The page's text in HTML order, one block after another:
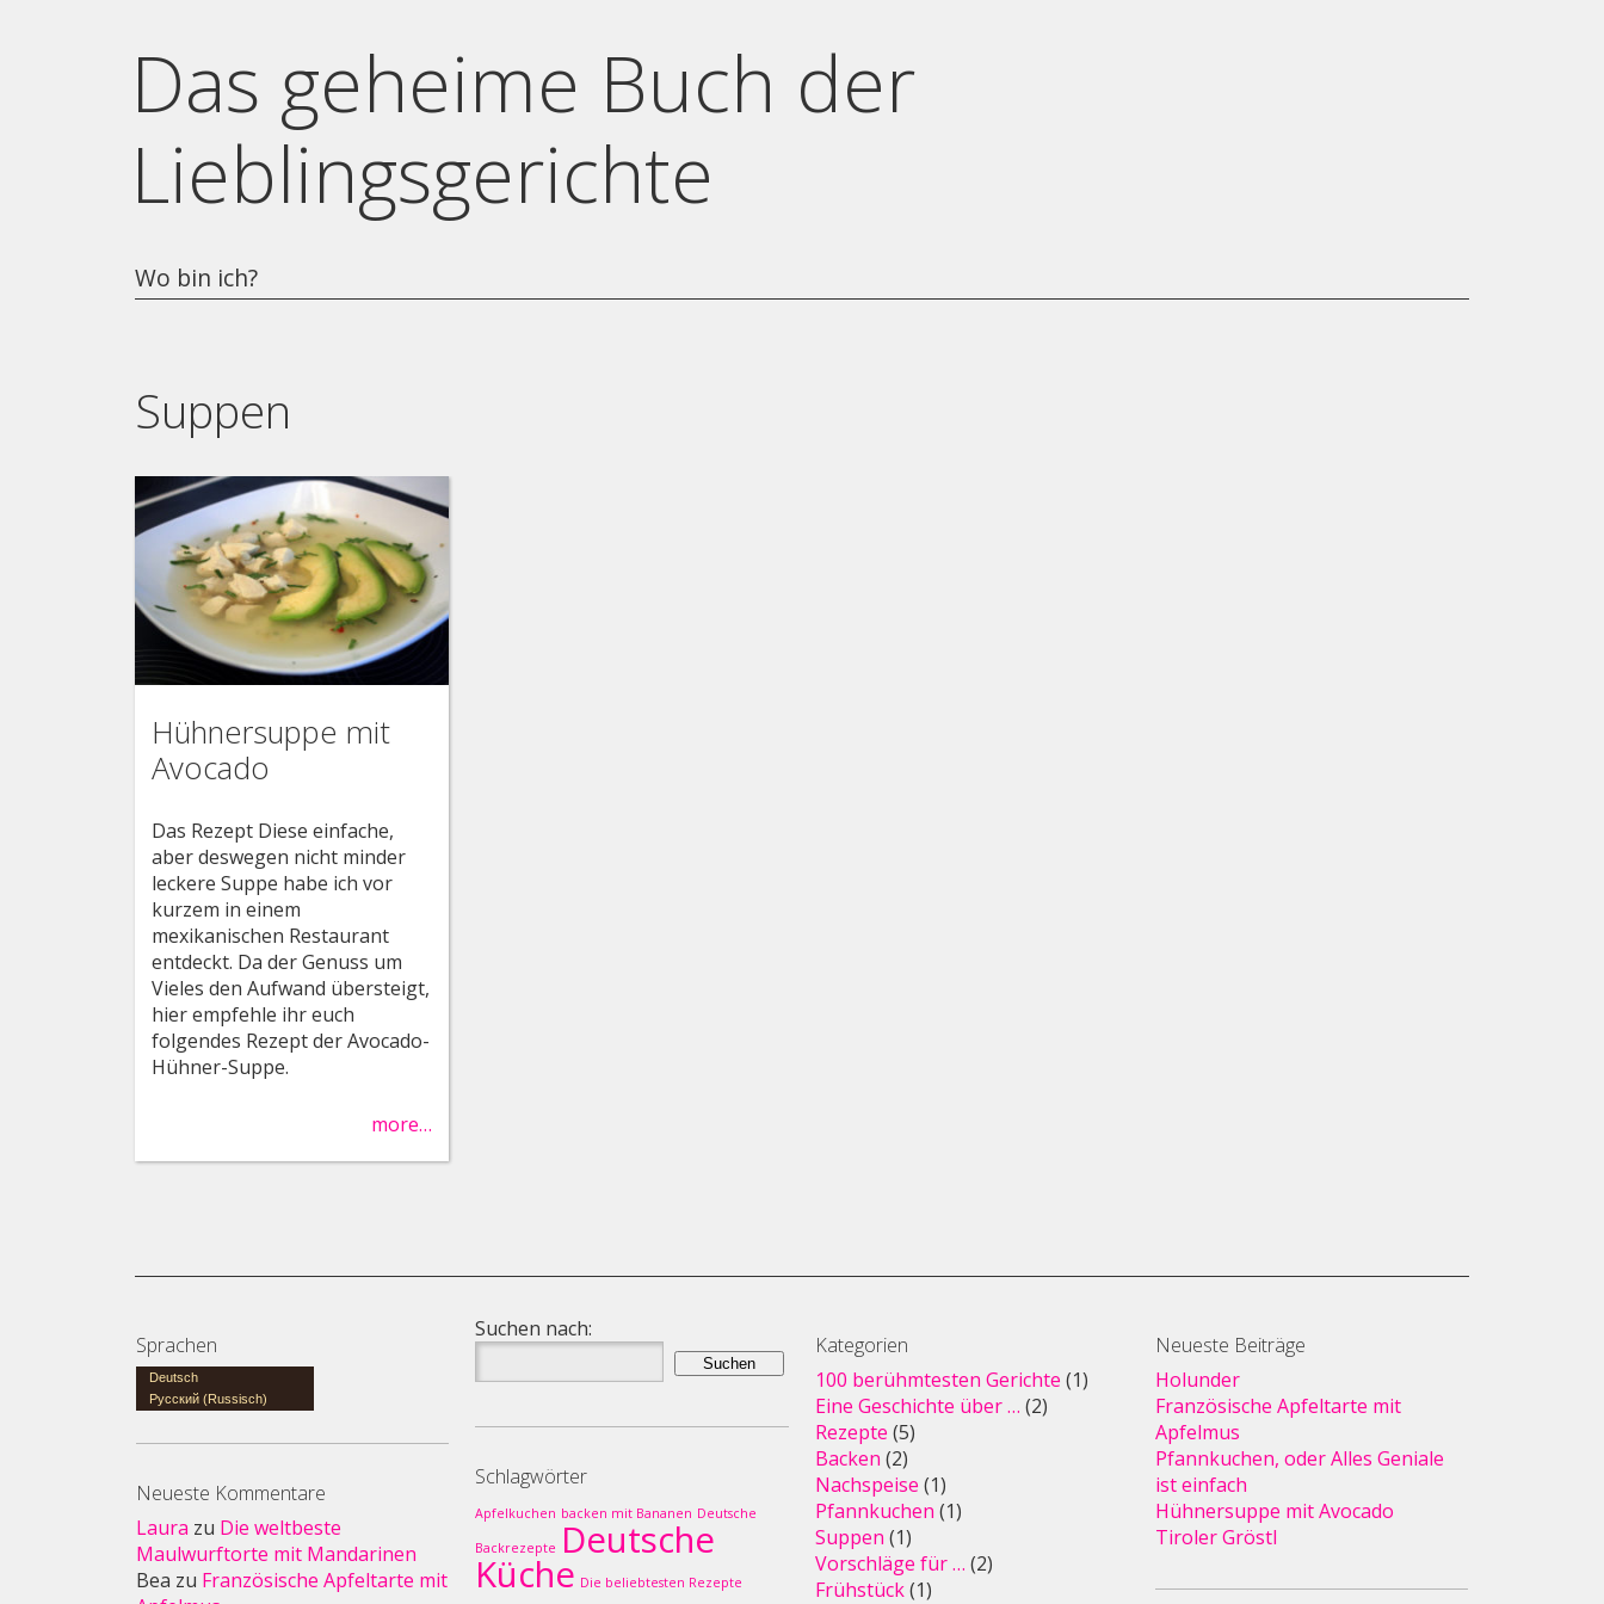
Das geheime Buch der
Lieblingsgerichte
Wo bin ich?
Suppen
Hühnersuppe mit
Avocado
Das Rezept Diese einfache,
aber deswegen nicht minder
leckere Suppe habe ich vor
kurzem in einem
mexikanischen Restaurant
entdeckt. Da der Genuss um
Vieles den Aufwand übersteigt,
hier empfehle ihr euch
folgendes Rezept der Avocado-
Hühner-Suppe.
more…
Sprachen
Deutsch
Русский (Russisch)
Neueste Kommentare
Laura zu Die weltbeste
Maulwurftorte mit Mandarinen
Bea zu Französische Apfeltarte mit
Suchen nach:
Schlagwörter
Apfelkuchen backen mit Bananen Deutsche
Backrezepte Deutsche
Küche Die beliebtesten Rezepte
Kategorien
100 berühmtesten Gerichte (1)
Eine Geschichte über … (2)
Rezepte (5)
Backen (2)
Nachspeise (1)
Pfannkuchen (1)
Suppen (1)
Vorschläge für … (2)
Frühstück(1)
Neueste Beiträge
Holunder
Französische Apfeltarte mit
Apfelmus
Pfannkuchen, oder Alles Geniale
ist einfach
Hühnersuppe mit Avocado
Tiroler Gröstl